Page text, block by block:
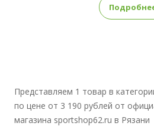
Представляем 1 товар в
по цене от 3 190 рублей от
магазина sportshop62.ru в Рязани